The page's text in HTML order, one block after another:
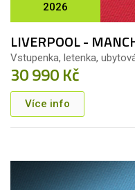
2026
LIVERPOOL -
Vstupenka, letenka,
30 990 Kč
Více info